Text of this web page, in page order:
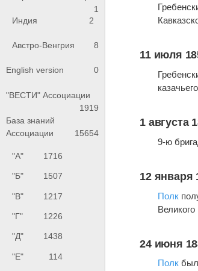
1
Индия
2
Австро-Венгрия 8
English version 0
"ВЕСТИ" Ассоциации
1919
База знаний
Ассоциации
15654
"А" 1716
"Б" 1507
"В" 1217
"Г" 1226
"Д" 1438
"Е" 114
11 июля
1 августа
9-ю
12 января
Полк
24 июня
Полк